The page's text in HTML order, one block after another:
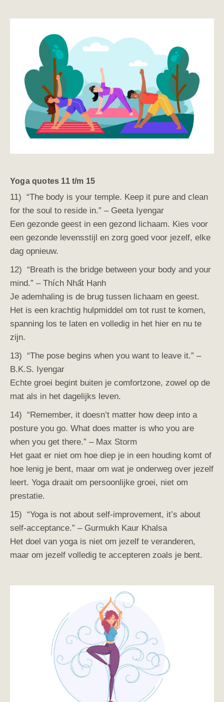
Yoga quotes 11 t/m 15
11) “The body is your temple. Keep it pure and clean
for the soul to reside in.” – Geeta Iyengar
Een gezonde geest in een gezond lichaam. Kies voor
een gezonde levensstijl en zorg goed voor jezelf, elke
dag opnieuw.
12) “Breath is the bridge between your body and your
mind.” – Thích Nhất Hạnh
Je ademhaling is de brug tussen lichaam en geest.
Het is een krachtig hulpmiddel om tot rust te komen,
spanning los te laten en volledig in het hier en nu te
zijn.
13) “The pose begins when you want to leave it.” –
B.K.S. Iyengar
Echte groei begint buiten je comfortzone, zowel op de
mat als in het dagelijks leven.
14) “Remember, it doesn’t matter how deep into a
posture you go. What does matter is who you are
when you get there.” – Max Storm
Het gaat er niet om hoe diep je in een houding komt of
hoe lenig je bent, maar om wat je onderweg over jezelf
leert. Yoga draait om persoonlijke groei, niet om
prestatie.
15) “Yoga is not about self-improvement, it’s about
self-acceptance.” – Gurmukh Kaur Khalsa
Het doel van yoga is niet om jezelf te veranderen,
maar om jezelf volledig te accepteren zoals je bent.